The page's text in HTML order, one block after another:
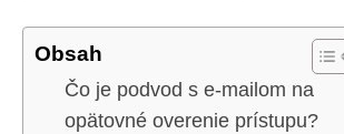
Obsah
Čo je podvod s e-mailom na
opätovné overenie prístupu?